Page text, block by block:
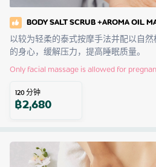
BODY SALT SCRUB +AROMA OIL
以较为轻柔的泰式按摩手法并配以自
的身心，缓解压力，提高睡眠质量。
Only facial massage is allowed for
120分钟
฿2,680